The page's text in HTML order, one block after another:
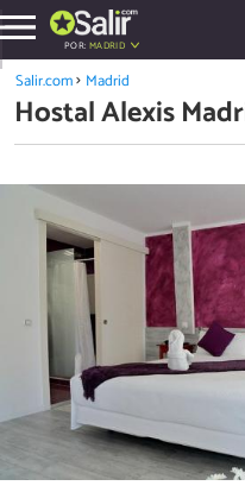
POR: MADRID
Salir.com Madrid
Hostal Alexis